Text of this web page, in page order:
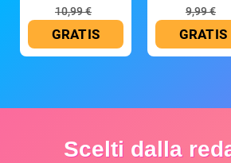
10,99 €
GRATIS
9,99 €
GRATIS
Scelti dalla